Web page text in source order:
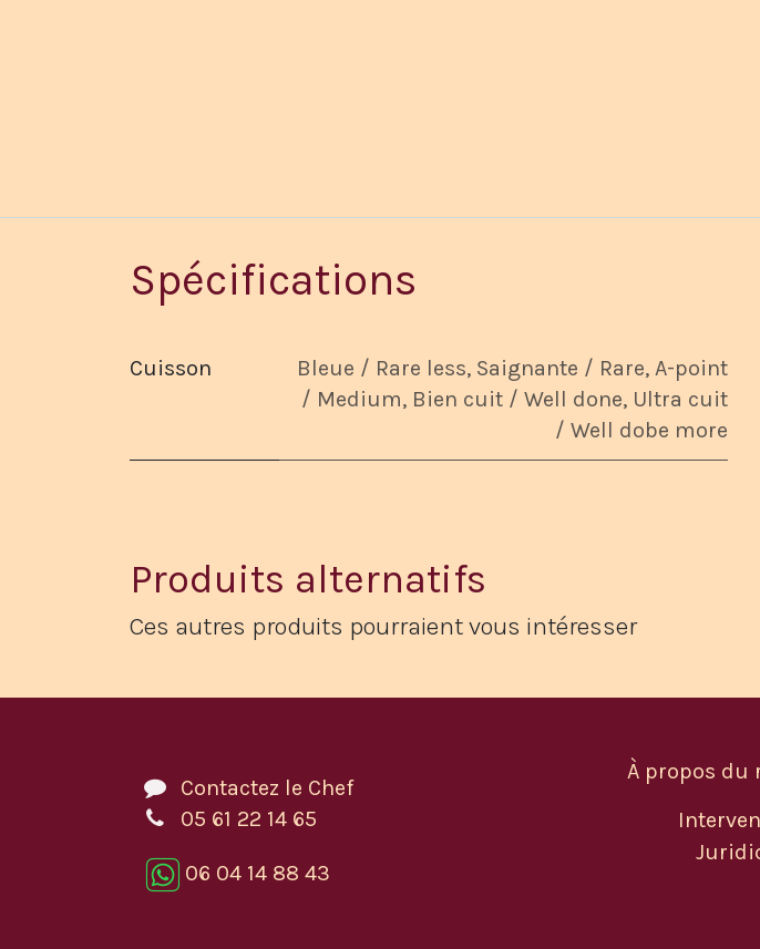
Spécifications
Cuisson Bleue / Rare less, Saignante / Rare, A-point
/ Medium, Bien cuit / Well done, Ultra cuit
/ Well dobe more
Produits alternatifs
Ces autres produits pourraient vous intéresser
À propos du
Contactez le Chef
05 61 22 14 65
06 04 14 88 43